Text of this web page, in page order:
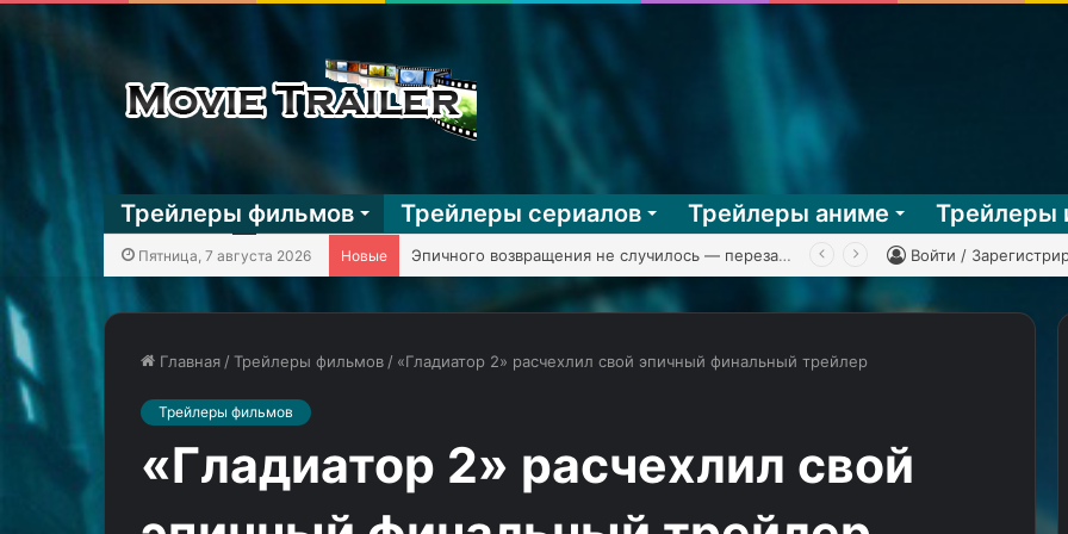
Трейлеры фильмов Трейлеры сериалов Трейлеры аниме Трейлеры
Пятница, 7 августа 2026 Новые Эпичного возвращения не случилось — перезапуск «Клиники» обзавёлся первым тизером Войти /
Главная /Трейлеры фильмов / «Гладиатор 2» расчехлил свой эпичный финальный трейлер
Трейлеры фильмов
«Гладиатор 2» расчехлил свой
—
премьерный
трейлер
Total
Napoleon,